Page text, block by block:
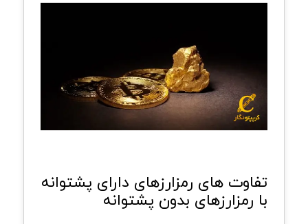
تفاوت های رمزارزهای دارای پشتوانه
با رمزارزهای بدون پشتوانه